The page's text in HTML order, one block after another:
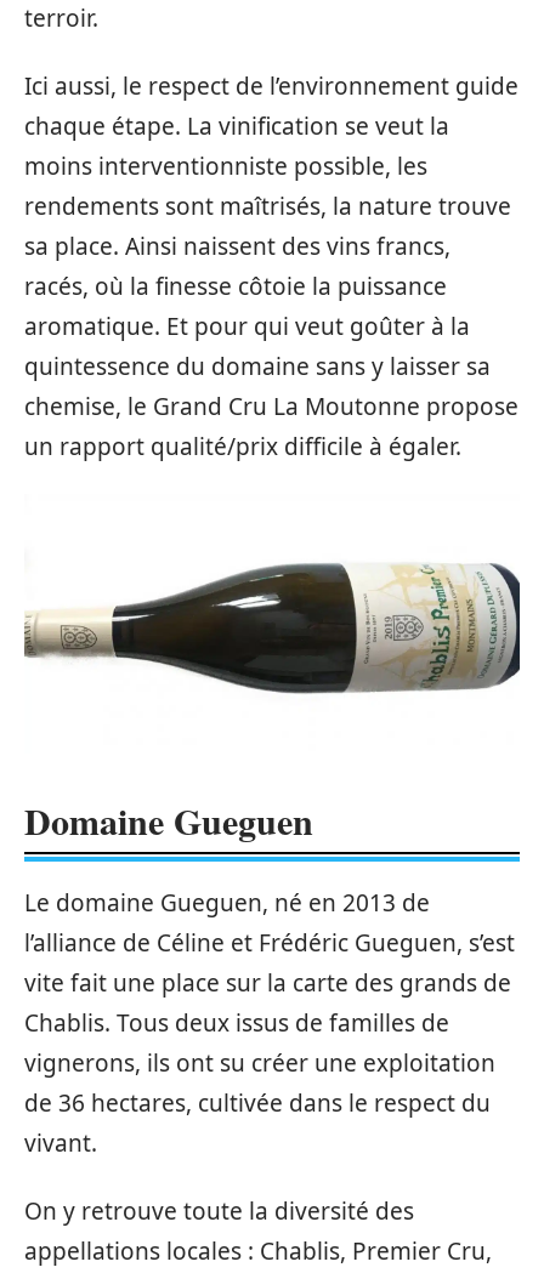
terroir.
Ici aussi, le respect de l’environnement guide
chaque étape. La vinification se veut la
moins interventionniste possible, les
rendements sont maîtrisés, la nature trouve
sa place. Ainsi naissent des vins francs,
racés, où la finesse côtoie la puissance
aromatique. Et pour qui veut goûter à la
quintessence du domaine sans y laisser sa
chemise, le Grand Cru La Moutonne propose
un rapport qualité/prix difficile à égaler.
Domaine Gueguen
Le domaine Gueguen, né en 2013 de
l’alliance de Céline et Frédéric Gueguen, s’est
vite fait une place sur la carte des grands de
Chablis. Tous deux issus de familles de
vignerons, ils ont su créer une exploitation
de 36 hectares, cultivée dans le respect du
vivant.
On y retrouve toute la diversité des
appellations locales : Chablis, Premier Cru,